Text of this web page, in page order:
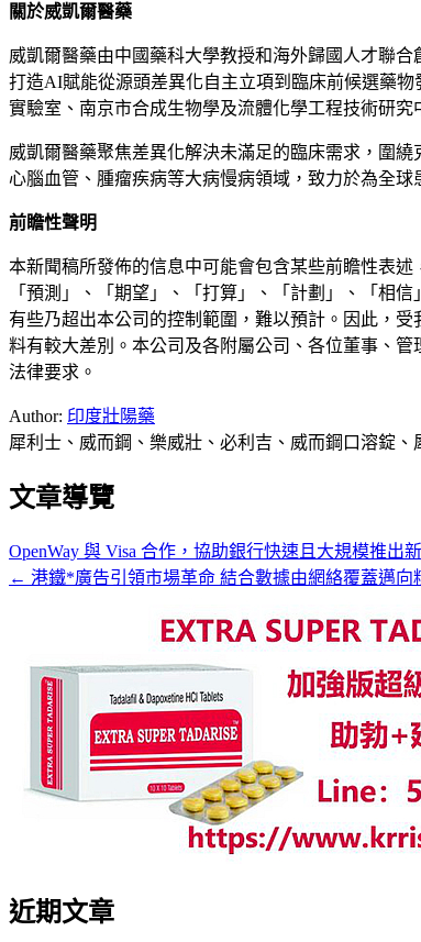
關於威凱爾醫藥
威凱爾醫藥由中國藥科大學教授和海外歸國人才聯
打造AI賦能從源頭差異化自主立項到臨床前候選藥
實驗室、南京市合成生物學及流體化學工程技術研
威凱爾醫藥聚焦差異化解決未滿足的臨床需求，圍
心腦血管、腫瘤疾病等大病慢病領域，致力於為全
前瞻性聲明
本新聞稿所發佈的信息中可能會包含某些前瞻性表
「 預測 」 、 「 期望 」 、 「 打算 」 、 「 計劃 」 、 「 相信 」
有些乃超出本公司的控制範圍，難以預計。因此，
料有較大差別。本公司及各附屬公司、各位董事、
法律要求。
Author: 印度壯陽藥
犀利士、威而鋼、樂威壯、必利吉、威而鋼口溶錠
文章導覽
OpenWay 與 Visa 合作，協助銀行快速且大規模推出
← 港鐵*廣告引領市場革命 結合數據由網絡覆蓋邁向
近期文章